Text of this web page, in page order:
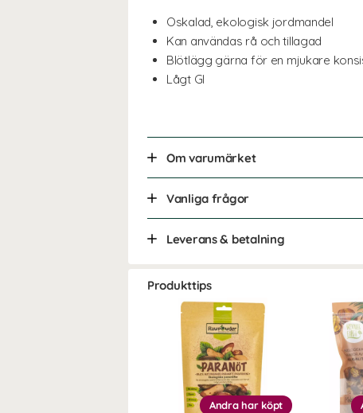
Oskalad, ekologisk jordmandel
Kan användas rå och tillagad
Blötlägg gärna för en mjukare
Lågt GI
Om varumärket
Vanliga frågor
Leverans & betalning
Produkttips
Andra har köpt